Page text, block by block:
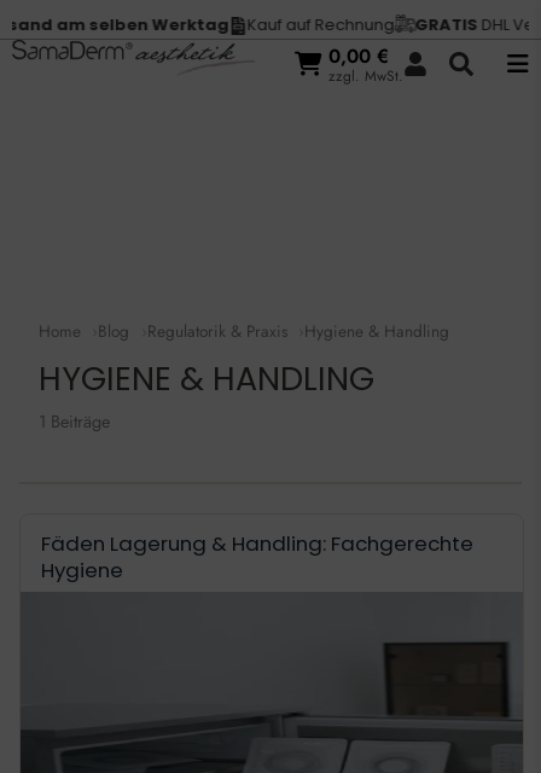
am selben Werktag Kauf auf Rechnung GRATISDHL
0,00 €
zzgl. MwSt.
Home Blog Regulatorik & Praxis Hygiene & Handling
HYGIENE & HANDLING
1 Beiträge
Fäden Lagerung & Handling: Fachgerechte
Hygiene